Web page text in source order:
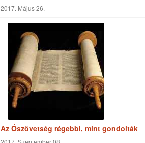
2017. Május 26.
Az Ószövetség régebbi, mint gondolták